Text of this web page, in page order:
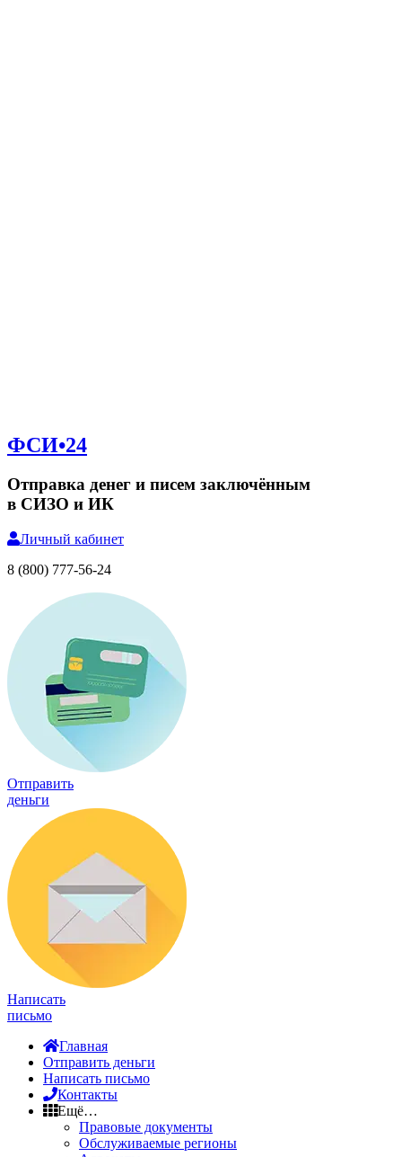
ФСИ•24
Отправка денег и писем заключённым
в СИЗО и ИК
Личный кабинет
8 (800) 777-56-24
Отправить
деньги
Написать
письмо
Главная
Отправить деньги
Написать письмо
Контакты
Ещё…
Правовые документы
Обслуживаемые регионы